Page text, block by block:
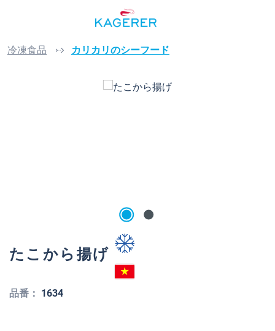
冷凍食品 カリカリのシーフード
たこから揚げ
品番： 1634